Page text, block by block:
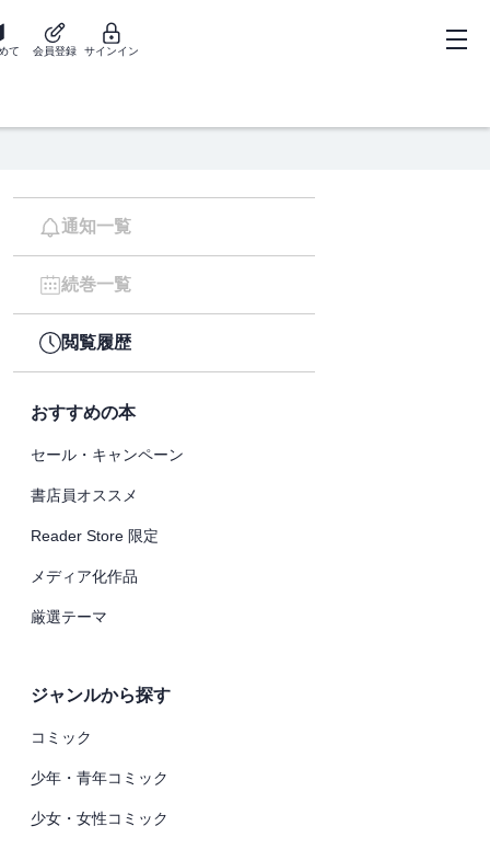
て 会員登録 サインイン
通知一覧
続巻一覧
閲覧履歴
おすすめの本
セール・キャンペーン
書店員オススメ
Reader Store 限定
メディア化作品
厳選テーマ
ジャンルから探す
コミック
少年・青年コミック
少女・女性コミック